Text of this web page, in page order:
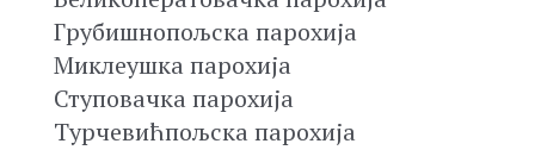
Грубишнопољска парохија
Миклеушка парохија
Ступовачка парохија
Турчевићпољска парохија